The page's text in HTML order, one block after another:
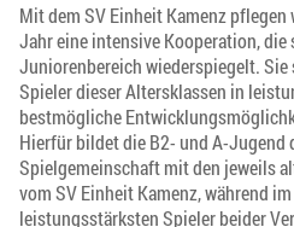
Mit dem SV Einheit Kamenz
Jahr eine intensive Kooperation,
Juniorenbereich wiederspiegelt. Sie
Spieler dieser Altersklassen in
bestmögliche
Hierfür bildet die B2- und A-Jugend
Spielgemeinschaft mit den jeweils
vom SV Einheit Kamenz, während
leistungsstärksten Spieler beider